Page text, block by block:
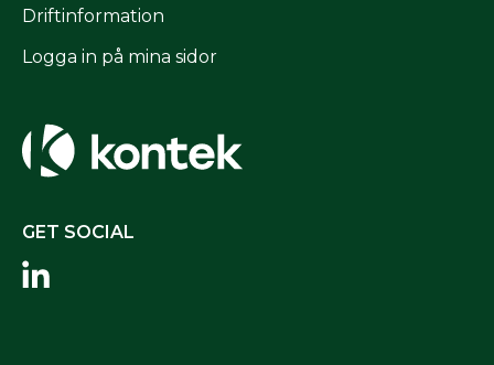
GET SOCIAL
Driftinformation
Logga in på mina sidor